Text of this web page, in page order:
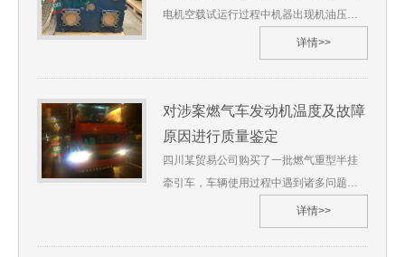
鉴定3、受理日期：2020年12月4、鉴定材
料：（1）《司法鉴定委托书》一份（2）
物证原始记录单》一份（3）涉案物品图纸
湖北省6、 鉴定过程（略） 7、 综合分析
及检验结果（略） 8、 鉴定过程图片
电机空载试运行过程中机器出现机油压力
低报警，无法正常运行的情况。双方就涉
案柴油发动机质量问题产生争议，当地人
民法院审理此案时委托我单位对涉案发动
机进行质量鉴定,我单位受理了此鉴定。 沪
华碧[2020]技鉴字第**号1、委托人：湖北
2020年12月4、鉴定材料：（1）《鉴定委
托书》一份（2）《样品清单》、《笔录
详情>>
对涉案燃气车发动机温度及故障
原因进行质量鉴定
四川某贸易公司购买了一批燃气重型半挂
牵引车，车辆使用过程中遇到诸多问题，
例如EGR传感器有问题导致上不了户、满
载爬坡时水温会高、排气歧管发生断裂
等。为解决问题，该贸易公司特委托我单
详情>>